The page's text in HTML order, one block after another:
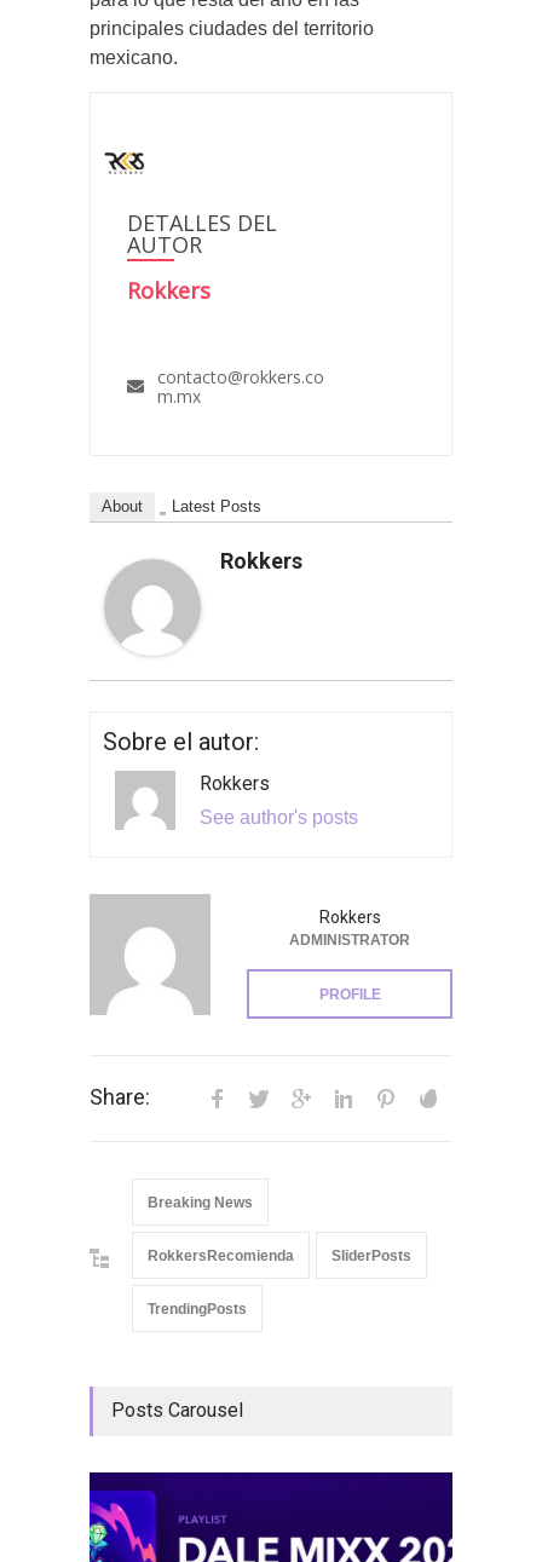
principales ciudades del territorio
mexicano.
DETALLES DEL
AUTOR
Rokkers
contacto@rokkers.co
m.mx
About Latest Posts
Rokkers
Sobre el autor:
Rokkers
See author's posts
Rokkers
ADMINISTRATOR
PROFILE
Share:
Breaking News
RokkersRecomienda SliderPosts
TrendingPosts
Posts Carousel